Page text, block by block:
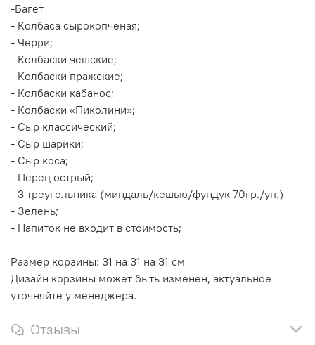
-Багет
- Колбаса сырокопченая;
- Черри;
- Колбаски чешские;
- Колбаски пражские;
- Колбаски кабанос;
- Колбаски «Пиколини»;
- Сыр классический;
- Сыр шарики;
- Сыр коса;
- Перец острый;
- 3 треугольника (миндаль/кешью/фундук 70гр./уп.)
- Зелень;
- Напиток не входит в стоимость;
Размер корзины: 31 на 31 на 31 см
Дизайн корзины может быть изменен, актуальное
уточняйте у менеджера.
Отзывы